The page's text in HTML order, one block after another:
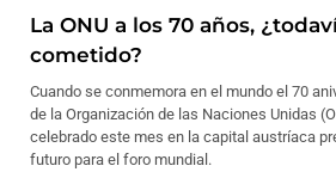
La ONU a los 70 años,
cometido?
Cuando se conmemora en el mundo el 70
de la Organización de las Naciones Unidas
celebrado este mes en la capital austríaca
futuro para el foro mundial.